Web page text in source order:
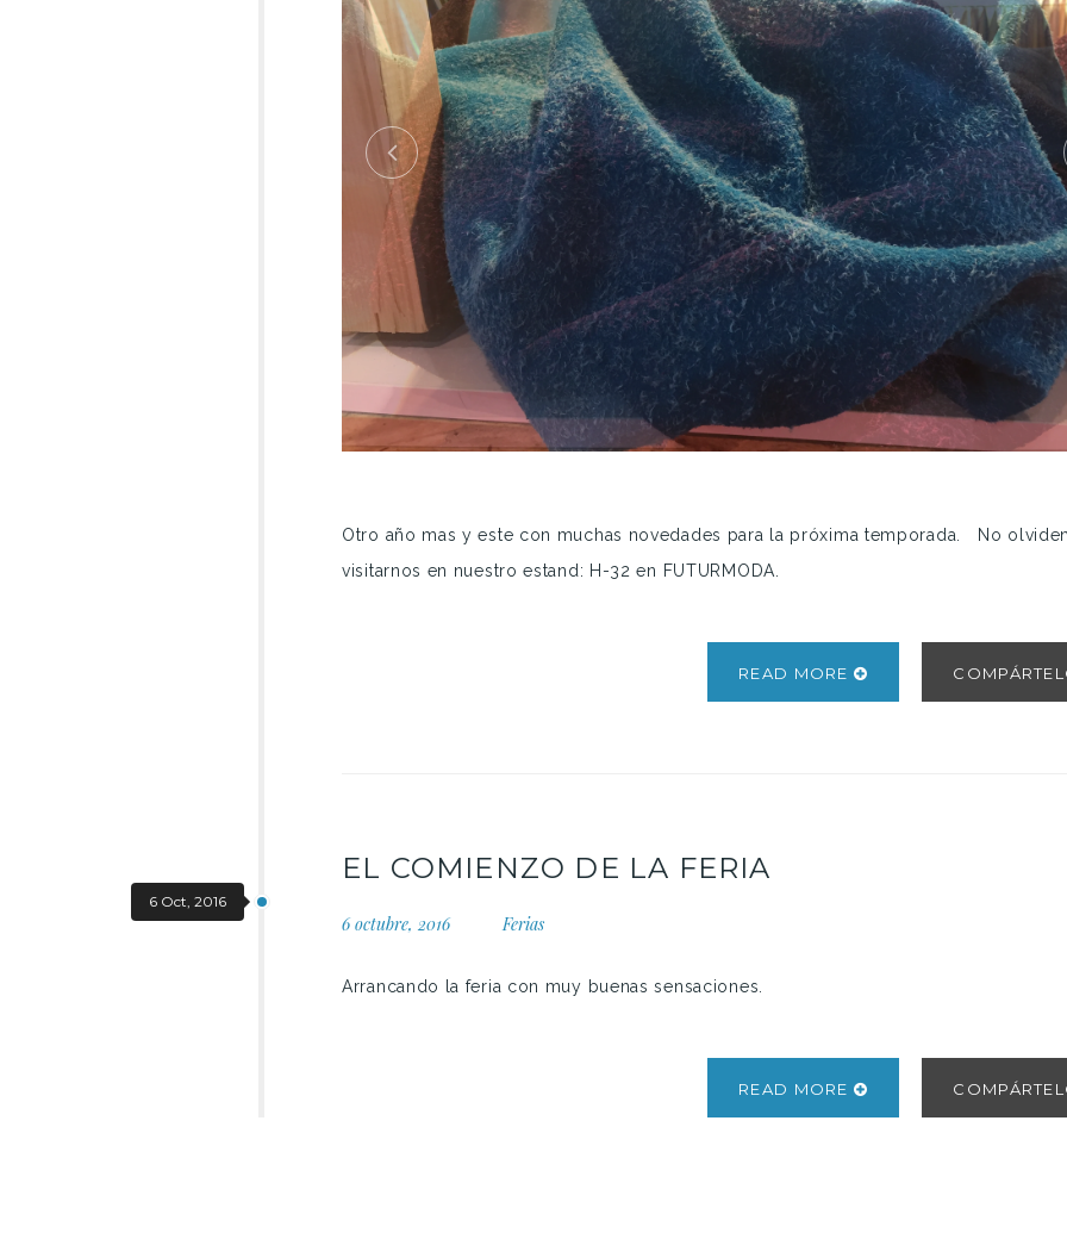
Otro año mas y este con muchas novedades para la próxima temporada. No
visitarnos en nuestro estand: H-32 en FUTURMODA.
READ MORE
6 Oct, 2016
EL COMIENZO DE LA FERIA
6 octubre, 2016 Ferias
Arrancando la feria con muy buenas sensaciones.
READ MORE